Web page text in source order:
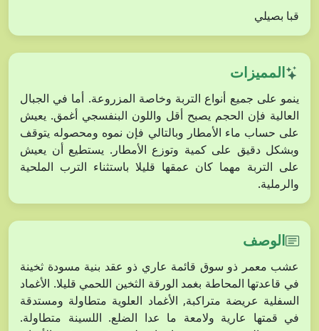
قبا بصيلي
المميزات
ينمو على جميع أنواع التربة وخاصة المزروعة. أما في الجبال
العالية فإن الحجم يصبح أقل واللون البنفسجي أغمق. يعيش
على حساب ماء الأمطار وبالتالي فإن نموه ومحصوله يتوقف
وبشكل دقيق على كمية وتوزع الأمطار. يستطيع أن يعيش
على التربة مهما كان عمقها قليلا باستثناء الترب الملحية
والرملية.
الوصف
عشب معمر ذو سوق قائمة عاري ذو عقد بنية مسودة ثخينة
في قاعدتها المحاطة بغمد الورقة الثخين اللحمي قليلا. الأغماد
السفلية عريضة متراكبة, الأغماد العلوية متطاولة ومستدقة
في قمتها عارية ولامعة ما عدا الضلع. اللسينة متطاولة.